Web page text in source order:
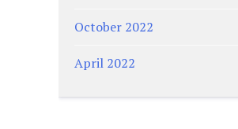
October 2022
April 2022